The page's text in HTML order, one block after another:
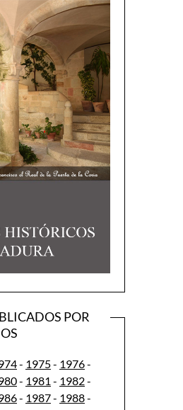
POR
- 1975- 1976-
- 1981 - 1982-
- 1987- 1988-